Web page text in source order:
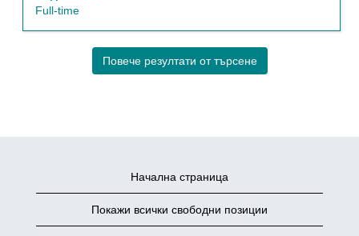
Full-time
Повече резултати от търсене
Начална страница
Покажи всички свободни позиции